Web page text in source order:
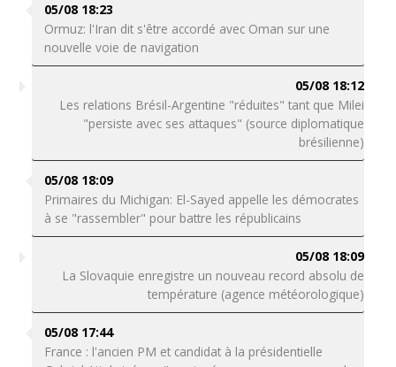
05/08 18:23
Ormuz: l'Iran dit s'être accordé avec Oman sur une
nouvelle voie de navigation
05/08 18:12
Les relations Brésil-Argentine "réduites" tant que Milei
"persiste avec ses attaques" (source diplomatique
brésilienne)
05/08 18:09
Primaires du Michigan: El-Sayed appelle les démocrates
à se "rassembler" pour battre les républicains
05/08 18:09
La Slovaquie enregistre un nouveau record absolu de
température (agence météorologique)
05/08 17:44
France : l'ancien PM et candidat à la présidentielle